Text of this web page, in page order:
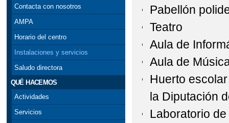
Contacta con nosotros
AMPA
Horario del centro
Instalaciones y servicios
Saludo directora
QUÉ HACEMOS
Actividades
Servicios
Pabellón
Teatro
Aula de
Aula de
Huerto
la Diputación
Laboratorio